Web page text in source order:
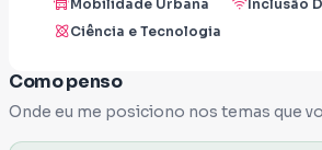
construído com a participação
e ajuda nossa mensagem a
Mobilidade Urbana
Inclusão
Ciência e Tecnologia
Como penso
Onde eu me posiciono nos temas que